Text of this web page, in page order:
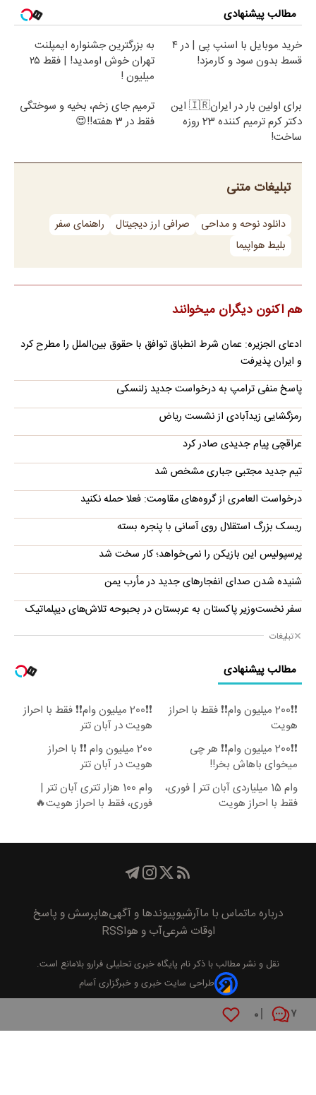
۷ ۰
مطالب پیشنهادی
خرید موبایل با اسنپ پی | در ۴
قسط بدون سود و کارمزد!
به بزرگترین جشنواره ایمپلنت
تهران خوش اومدید! | فقط ۲۵
میلیون !
برای اولین بار در ایران🇮🇷 این
دکتر کرم ترمیم کننده 23 روزه
ساخت!
ترمیم جای زخم، بخیه و سوختگی
فقط در 3 هفته!!😍
تبلیغات متنی
دانلود نوحه و مداحی صرافی ارز دیجیتال
راهنمای سفر
بلیط هواپیما
هم اکنون دیگران میخوانند
ادعای الجزیره: عمان شرط انطباق توافق با حقوق بین‌الملل را مطرح کرد
و ایران پذیرفت
پاسخ منفی ترامپ به درخواست جدید زلنسکی
رمزگشایی زیدآبادی از نشست ریاض
عراقچی پیام جدیدی صادر کرد
تیم جدید مجتبی جباری مشخص شد
درخواست العامری از گروه‌های مقاومت: فعلا حمله نکنید
ریسک بزرگ استقلال روی آسانی با پنجره بسته
پرسپولیس این بازیکن را نمی‌خواهد؛ کار سخت شد
شنیده شدن صدای انفجارهای جدید در مأرب یمن
سفر نخست‌وزیر پاکستان به عربستان در بحبوحه تلاش‌های دیپلماتیک
تبلیغات
مطالب پیشنهادی
❗❗200 میلیون وام❗❗ فقط با احراز
هویت
❗❗200 میلیون وام❗❗ فقط با احراز
هویت در آبان تتر
❗❗200 میلیون وام❗❗ هر چی
میخوای باهاش بخر!!
200 میلیون وام ❗❗ با احراز
هویت در آبان تتر
وام 15 میلیاردی آبان تتر | فوری،
فقط با احراز هویت
وام 100 هزار تتری آبان تتر |
فوری، فقط با احراز هویت🔥
درباره ماتماس با ماآرشیوپیوند‌ها و آگهی‌هاپرسش و پاسخ
اوقات شرعیآب و هواRSS
نقل و نشر مطالب با ذکر نام پايگاه خبری تحليلی فرارو بلامانع است.
طراحی سایت خبری و خبرگزاری آسام